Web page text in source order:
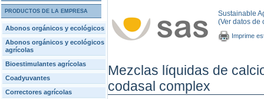
PRODUCTOS DE LA EMPRESA
Abonos orgánicos y ecológicos
Abonos orgánicos y ecológicos
agrícolas
Bioestimulantes agrícolas
Coadyuvantes
Correctores agrícolas
Sustainable
(Ver datos de
Imprime
Mezclas líquidas de
codasal complex